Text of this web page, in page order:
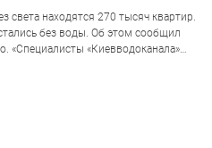
света находятся 270 тысяч квартир.
без воды. Об этом сообщил
«Специалисты «Киевводоканала»
из-за…